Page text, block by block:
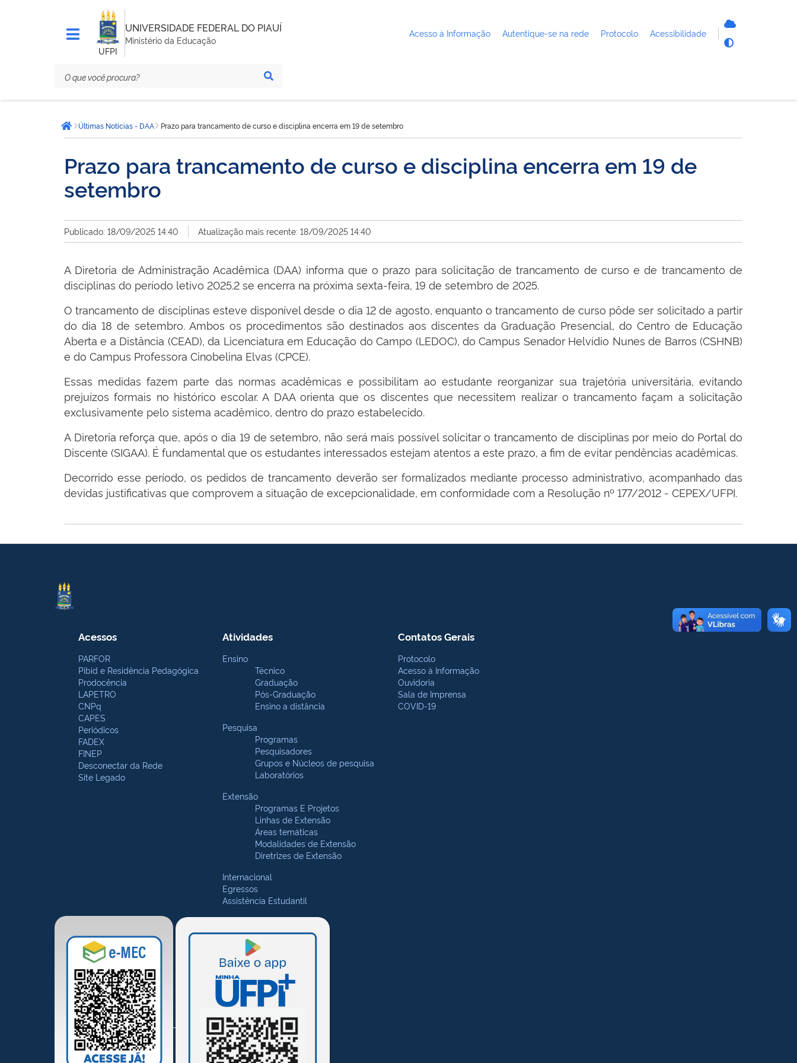
UFPI
UNIVERSIDADE FEDERAL DO PIAUÍ
Ministério da Educação
Acesso à Informação Autentique-se na rede Protocolo Acessibilidade
está
aqui:Página inicial
Últimas Notícias - DAA Prazo para trancamento de curso e disciplina encerra em 19 de setembro
Prazo para trancamento de curso e disciplina encerra em 19 de
setembro
Publicado: 18/09/2025 14:40 Atualização mais recente: 18/09/2025 14:40
A Diretoria de Administração Acadêmica (DAA) informa que o prazo para solicitação de trancamento de curso e de trancamento de
disciplinas do período letivo 2025.2 se encerra na próxima sexta-feira, 19 de setembro de 2025.
O trancamento de disciplinas esteve disponível desde o dia 12 de agosto, enquanto o trancamento de curso pôde ser solicitado a partir
do dia 18 de setembro. Ambos os procedimentos são destinados aos discentes da Graduação Presencial, do Centro de Educação
Aberta e a Distância (CEAD), da Licenciatura em Educação do Campo (LEDOC), do Campus Senador Helvídio Nunes de Barros (CSHNB)
e do Campus Professora Cinobelina Elvas (CPCE).
Essas medidas fazem parte das normas acadêmicas e possibilitam ao estudante reorganizar sua trajetória universitária, evitando
prejuízos formais no histórico escolar. A DAA orienta que os discentes que necessitem realizar o trancamento façam a solicitação
exclusivamente pelo sistema acadêmico, dentro do prazo estabelecido.
A Diretoria reforça que, após o dia 19 de setembro, não será mais possível solicitar o trancamento de disciplinas por meio do Portal do
Discente (SIGAA). É fundamental que os estudantes interessados estejam atentos a este prazo, a fim de evitar pendências acadêmicas.
Decorrido esse período, os pedidos de trancamento deverão ser formalizados mediante processo administrativo, acompanhado das
devidas justificativas que comprovem a situação de excepcionalidade, em conformidade com a Resolução nº 177/2012 - CEPEX/UFPI.
Acessos
PARFOR
Pibid e Residência Pedagógica
Prodocência
LAPETRO
CNPq
CAPES
Periódicos
FADEX
FINEP
Desconectar da Rede
Site Legado
Atividades
Ensino
Técnico
Graduação
Pós-Graduação
Ensino a distância
Pesquisa
Programas
Pesquisadores
Grupos e Núcleos de pesquisa
Laboratórios
Extensão
Programas E Projetos
Linhas de Extensão
Áreas temáticas
Modalidades de Extensão
Diretrizes de Extensão
Internacional
Egressos
Assistência Estudantil
Contatos Gerais
Protocolo
Acesso à Informação
Ouvidoria
Sala de Imprensa
COVID-19